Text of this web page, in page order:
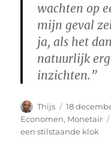
wachten op
mijn geval
ja, als het
natuurlijk
inzichten.”
Auteur
Thijs
Geplaatst
op
18
Economen, Monetair
een stilstaande klok